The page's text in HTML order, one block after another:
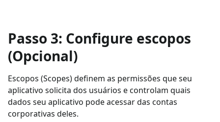
Passo 3: Configure escopos
(Opcional)
Escopos (Scopes) definem as permissões que seu
aplicativo solicita dos usuários e controlam quais
dados seu aplicativo pode acessar das contas
corporativas deles.